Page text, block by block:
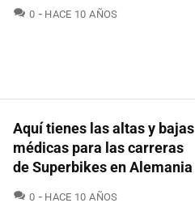
0 COMENTARIOS
HACE 10 AÑOS
Aquí tienes las altas y bajas
médicas para las carreras
de Superbikes en Alemania
0 COMENTARIOS
HACE 10 AÑOS